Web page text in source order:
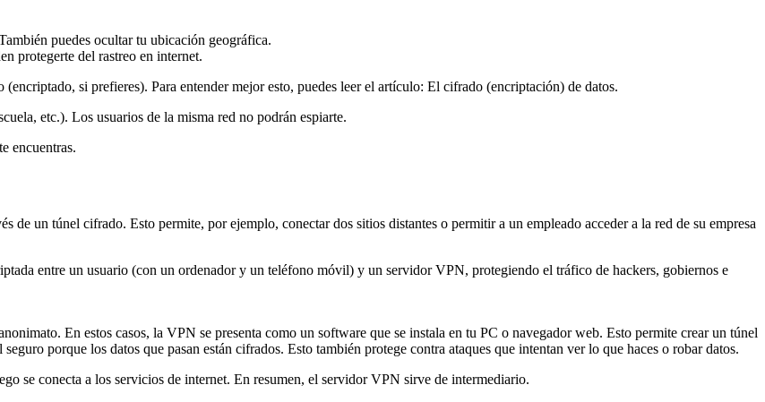
puedes ocultar tu ubicación geográfica.
protegerte del rastreo en internet.
si prefieres). Para entender mejor esto, puedes leer el artículo: El cifrado (encriptación) de datos.
etc.). Los usuarios de la misma red no podrán espiarte.
encuentras.
de un túnel cifrado. Esto permite, por ejemplo, conectar dos sitios distantes o permitir a un empleado acceder a la red de su empresa
En estos casos, la VPN se presenta como un software que se instala en tu PC o navegador web. Esto permite crear un túnel
porque los datos que pasan están cifrados. Esto también protege contra ataques que intentan ver lo que haces o robar datos.
se conecta a los servicios de internet. En resumen, el servidor VPN sirve de intermediario.